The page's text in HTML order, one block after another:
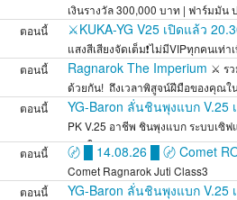
เงินรางวัล 300,000 บาท | ฟาร์มมั
ตอนนี้
⚔️KUKA-YG V25 เปิดแล้ว
แสงสีเสียงจัดเต็ม❗ไม่มีVIPทุกคนเท่า
ตอนนี้
Ragnarok The Imperium ⚔️ ร
ด้วยกัน! ️ ถึงเวลาพิสูจน์ฝีมือของคุณใ
ตอนนี้
YG-Baron ลั่นชินพุงแบก V.25
PK V.25 อาชีพ ชินพุงแบก ระบบเซิ
หายใจ
ตอนนี้ 〄 █ 14.08.26 █ 〄 Comet
Comet Ragnarok Juti Class3
ตอนนี้
YG-Baron ลั่นชินพุงแบก V.25